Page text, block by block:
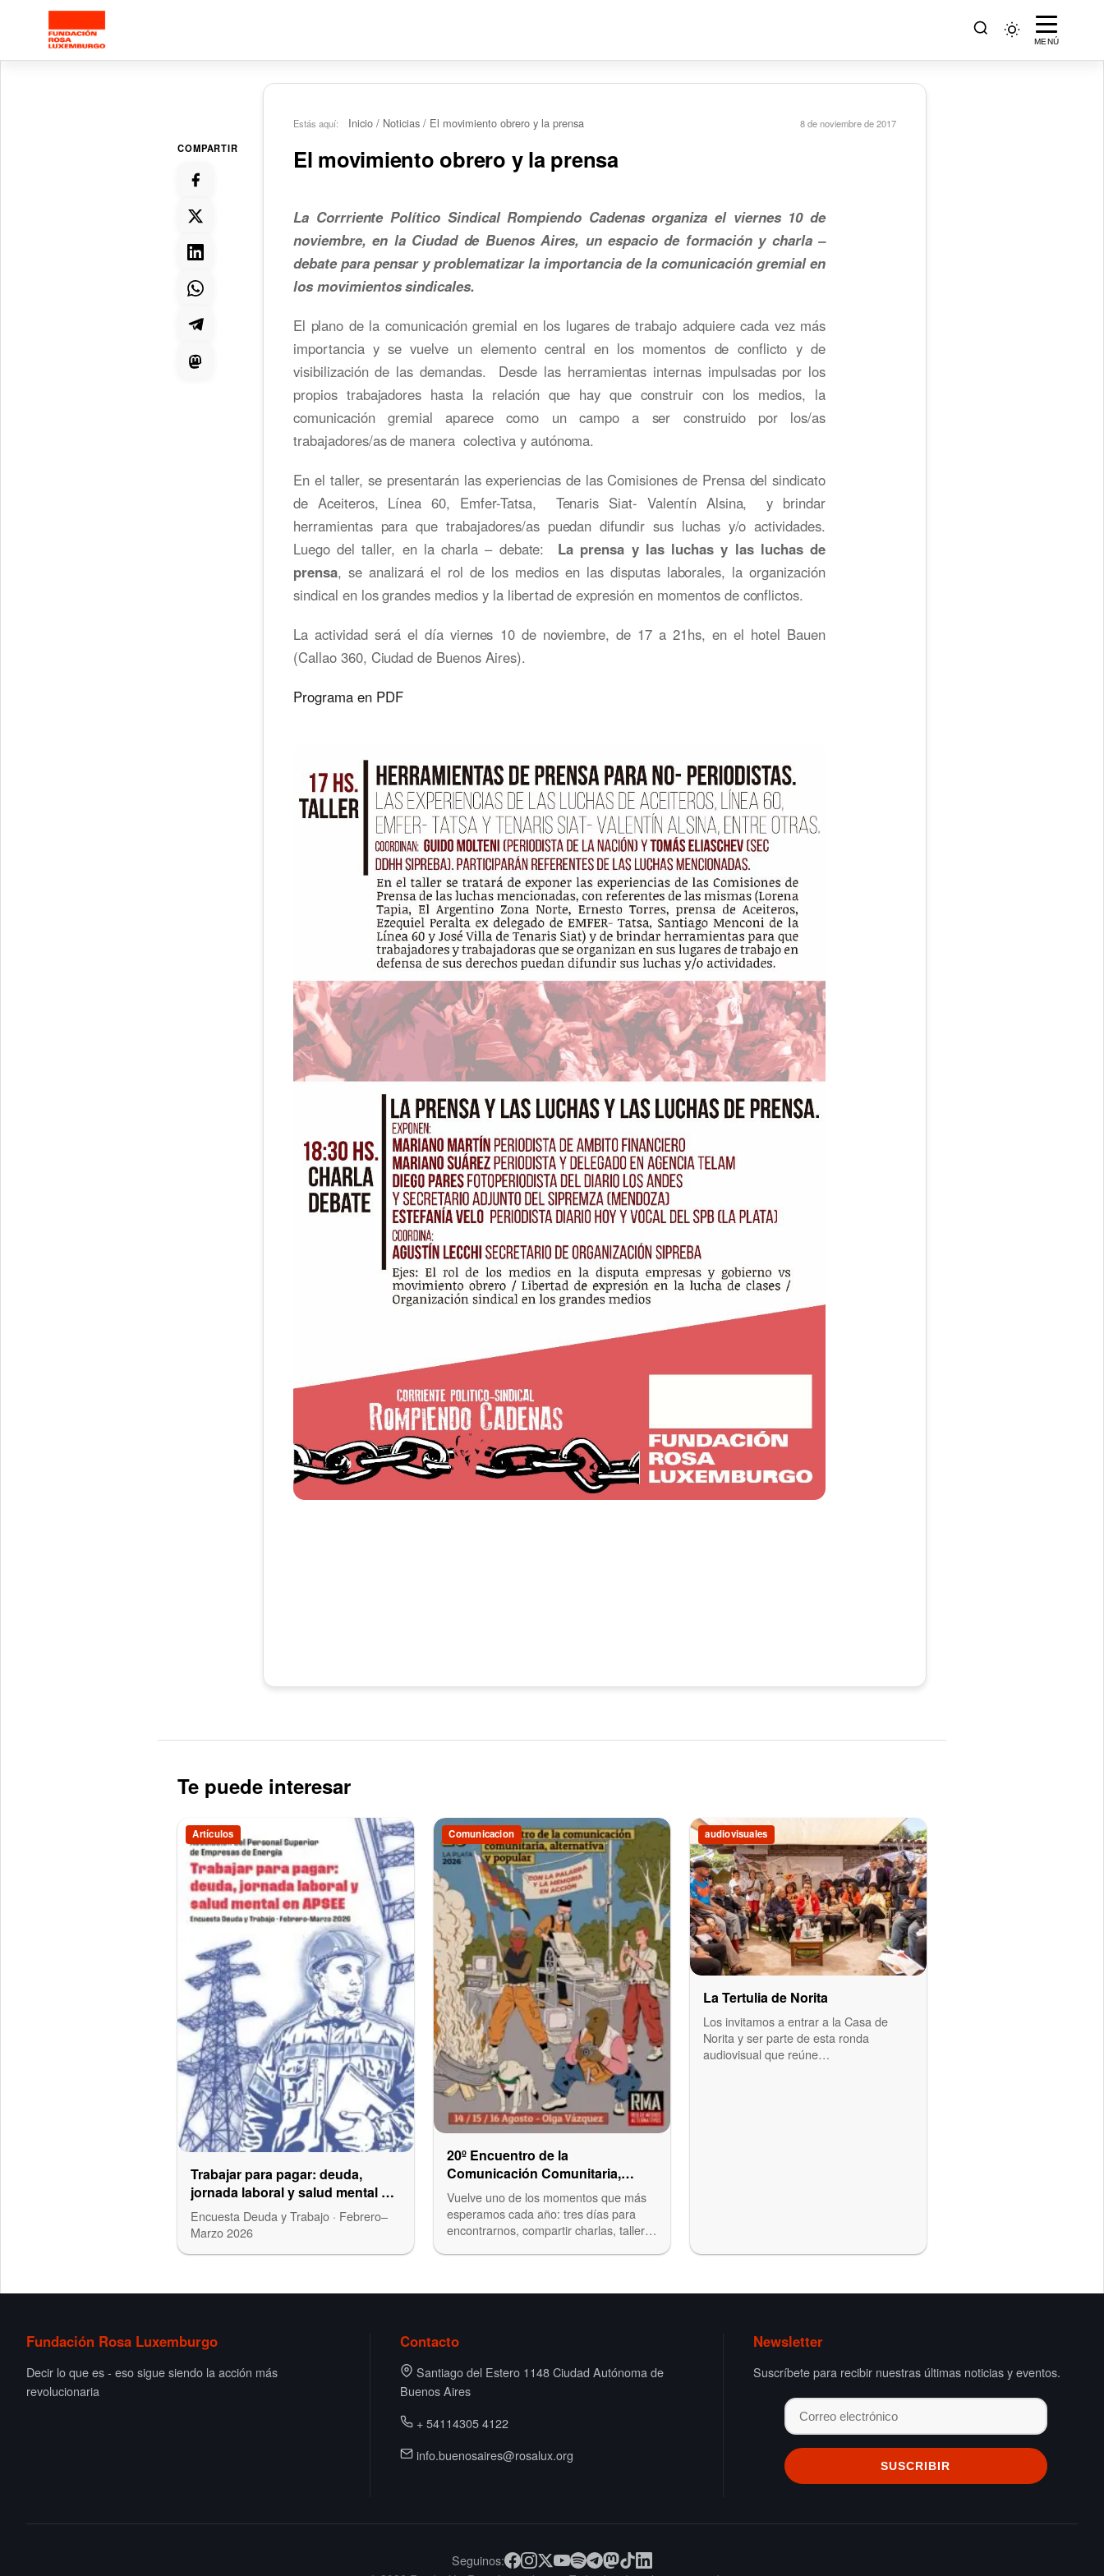
Saltar al contenido principal MENÚ
COMPARTIR
Estás aquí: Inicio / Noticias / El movimiento obrero y la prensa 8 de noviembre de 2017
El movimiento obrero y la prensa
La Corrriente Político Sindical Rompiendo Cadenas organiza el viernes 10 de
noviembre, en la Ciudad de Buenos Aires, un espacio de formación y charla –
debate para pensar y problematizar la importancia de la comunicación gremial en
los movimientos sindicales.
El plano de la comunicación gremial en los lugares de trabajo adquiere cada vez más
importancia y se vuelve un elemento central en los momentos de conflicto y de
visibilización de las demandas. Desde las herramientas internas impulsadas por los
propios trabajadores hasta la relación que hay que construir con los medios, la
comunicación gremial aparece como un campo a ser construido por los/as
trabajadores/as de manera colectiva y autónoma.
En el taller, se presentarán las experiencias de las Comisiones de Prensa del sindicato
de Aceiteros, Línea 60, Emfer-Tatsa, Tenaris Siat- Valentín Alsina, y brindar
herramientas para que trabajadores/as puedan difundir sus luchas y/o actividades.
Luego del taller, en la charla – debate: La prensa y las luchas y las luchas de
prensa, se analizará el rol de los medios en las disputas laborales, la organización
sindical en los grandes medios y la libertad de expresión en momentos de conflictos.
La actividad será el día viernes 10 de noviembre, de 17 a 21hs, en el hotel Bauen
(Callao 360, Ciudad de Buenos Aires).
Programa en PDF
Te puede interesar
Artículos
Trabajar para pagar: deuda,
jornada laboral y salud mental en
APSEE
Encuesta Deuda y Trabajo · Febrero–
Marzo 2026
Comunicacion
20º Encuentro de la
Comunicación Comunitaria,
Alternativa y Popular en La Plata
Vuelve uno de los momentos que más
esperamos cada año: tres días para
encontrarnos, compartir charlas, talleres
audiovisuales
La Tertulia de Norita
Los invitamos a entrar a la Casa de
Norita y ser parte de esta ronda
audiovisual que reúne…
Fundación Rosa Luxemburgo
Decir lo que es - eso sigue siendo la acción más
revolucionaria
Contacto
Santiago del Estero 1148 Ciudad Autónoma de
Buenos Aires
+ 54114305 4122
info.buenosaires@rosalux.org
Newsletter
Suscríbete para recibir nuestras últimas noticias y eventos.
Seguinos: